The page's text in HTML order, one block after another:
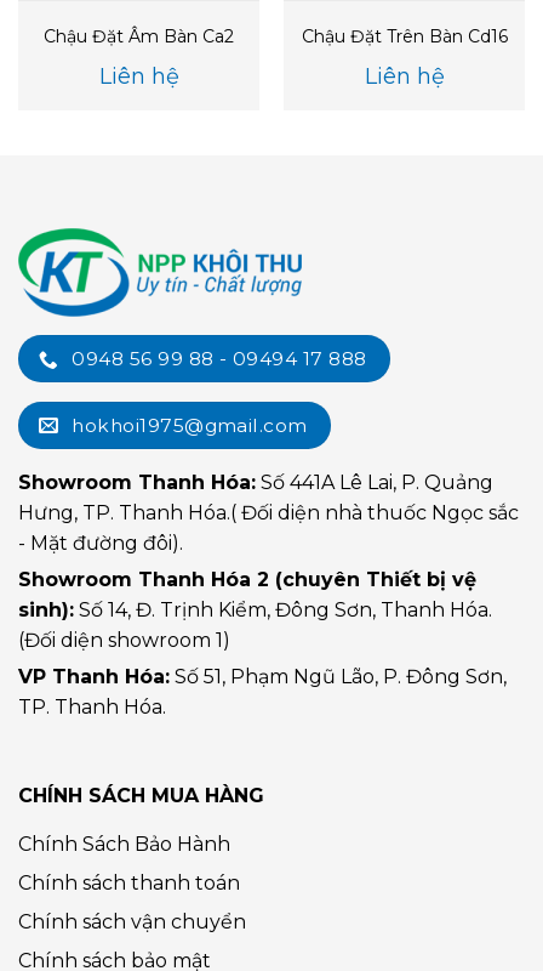
Chậu Đặt Âm Bàn Ca2
Liên hệ
Chậu Đặt Trên Bàn Cd16
Liên hệ
0948 56 99 88 - 09494 17 888
hokhoi1975@gmail.com
Showroom Thanh Hóa: Số 441A Lê Lai, P. Quảng
Hưng, TP. Thanh Hóa.( Đối diện nhà thuốc Ngọc sắc
- Mặt đường đôi).
Showroom Thanh Hóa 2 (chuyên Thiết bị vệ
sinh): Số 14, Đ. Trịnh Kiểm, Đông Sơn, Thanh Hóa.
(Đối diện showroom 1)
VP Thanh Hóa: Số 51, Phạm Ngũ Lão, P. Đông Sơn,
TP. Thanh Hóa.
CHÍNH SÁCH MUA HÀNG
Chính Sách Bảo Hành
Chính sách thanh toán
Chính sách vận chuyển
Chính sách bảo mật